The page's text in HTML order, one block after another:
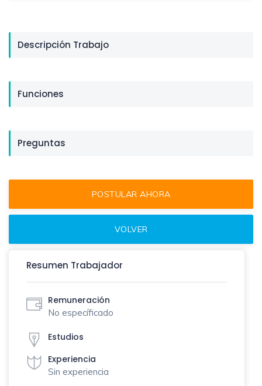
Descripción Trabajo
Funciones
Preguntas
Resumen Trabajador
Remuneración
No específicado
Estudios
Experiencia
Sin experiencia